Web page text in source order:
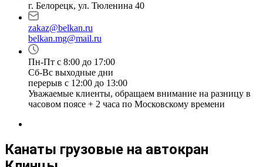
г. Белорецк, ул. Тюленина 40
zakaz@belkan.ru
belkan.mg@mail.ru
Пн-Пт с 8:00 до 17:00
Сб-Вс выходные дни
перерыв с 12:00 до 13:00
Уважаемые клиенты, обращаем внимание на разницу в
часовом поясе + 2 часа по Московскому времени
Канаты грузовые на автокран